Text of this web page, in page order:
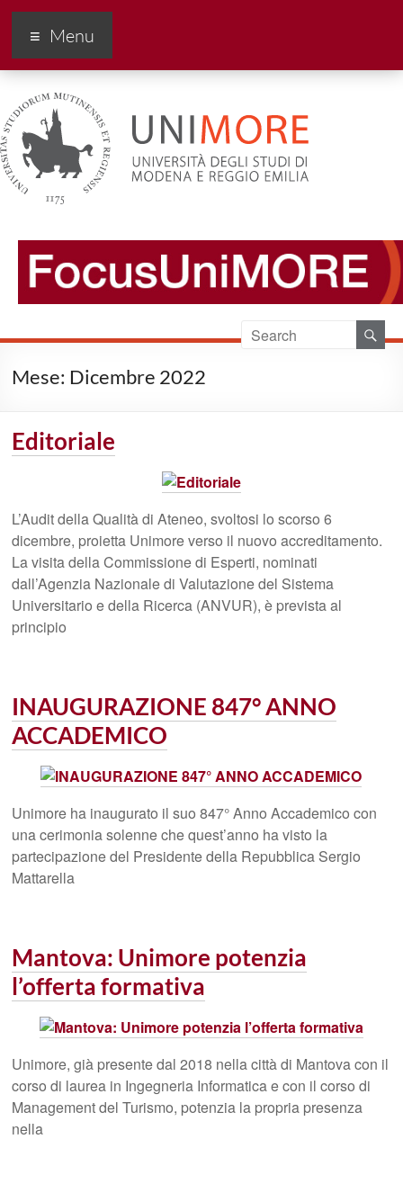
FocusUnimore
Menu
Mese: Dicembre 2022
Editoriale
L’Audit della Qualità di Ateneo, svoltosi lo scorso 6
dicembre, proietta Unimore verso il nuovo accreditamento.
La visita della Commissione di Esperti, nominati
dall’Agenzia Nazionale di Valutazione del Sistema
Universitario e della Ricerca (ANVUR), è prevista al
principio
INAUGURAZIONE 847° ANNO
ACCADEMICO
Unimore ha inaugurato il suo 847° Anno Accademico con
una cerimonia solenne che quest’anno ha visto la
partecipazione del Presidente della Repubblica Sergio
Mattarella
Mantova: Unimore potenzia
l’offerta formativa
Unimore, già presente dal 2018 nella città di Mantova con il
corso di laurea in Ingegneria Informatica e con il corso di
Management del Turismo, potenzia la propria presenza
nella